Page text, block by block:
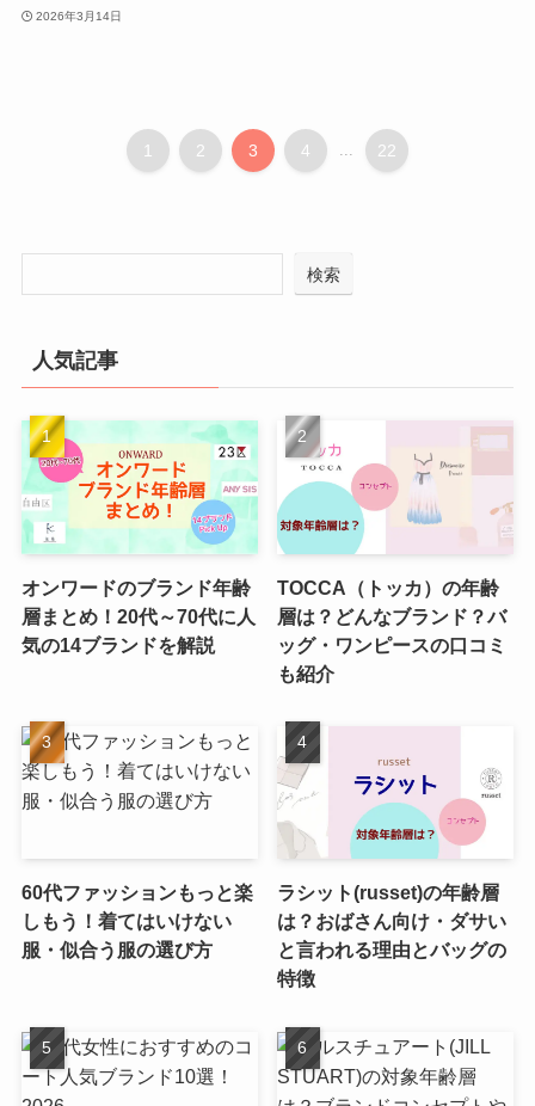
2026年3月14日
1 2 3 4 22
検索
人気記事
オンワードのブランド年齢
層まとめ！20代～70代に人
気の14ブランドを解説
TOCCA（トッカ）の年齢
層は？どんなブランド？バ
ッグ・ワンピースの口コミ
も紹介
60代ファッションもっと楽
しもう！着てはいけない
服・似合う服の選び方
ラシット(russet)の年齢層
は？おばさん向け・ダサい
と言われる理由とバッグの
特徴